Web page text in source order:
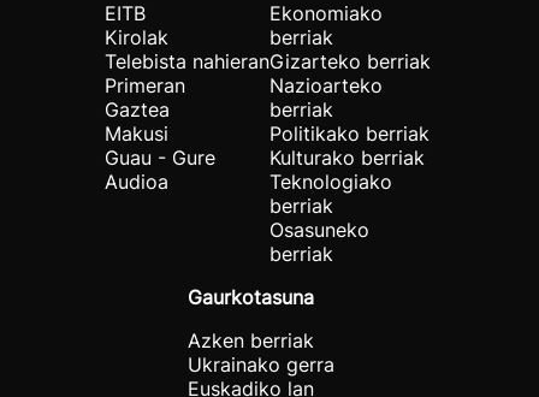
EITB
Kirolak
Telebista nahieran
Primeran
Gaztea
Makusi
Guau - Gure
Audioa
Ekonomiako
berriak
Gizarteko berriak
Nazioarteko
berriak
Politikako berriak
Kulturako berriak
Teknologiako
berriak
Osasuneko
berriak
Gaurkotasuna
Azken berriak
Ukrainako gerra
Euskadiko lan